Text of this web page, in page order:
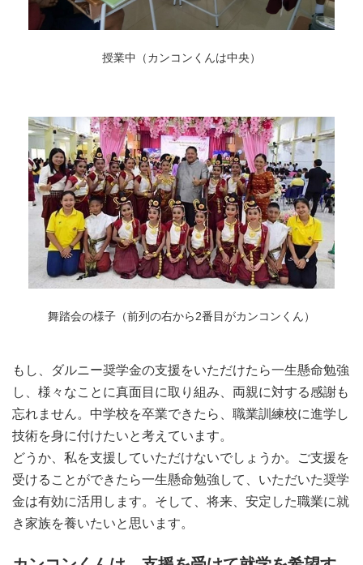
授業中（カンコンくんは中央）
舞踏会の様子（前列の右から2番目がカンコンくん）
もし、ダルニー奨学金の支援をいただけたら一生懸命勉強
し、様々なことに真面目に取り組み、両親に対する感謝も
忘れません。 中学校を卒業できたら、職業訓練校に進学し
技術を身に付けたいと考えています。
どうか、私を支援していただけないでしょうか。ご支援を
受けることができたら一生懸命勉強して、いただいた奨学
金は有効に活用します。そして、将来、安定した職業に就
き家族を養いたいと思います。